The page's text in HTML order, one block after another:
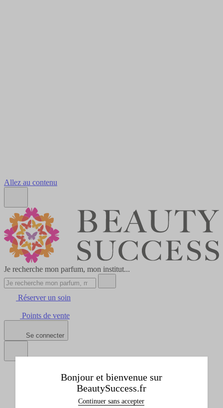
Allez au contenu
Je recherche mon parfum, mon institut...
Réserver un soin
Points de vente
Se connecter
Tous les produits
Afficher le sous-menu de Tous les produits
Afficher le sous-menu de Idées cadeaux
Bonjour et bienvenue sur
BeautySuccess.fr
Continuer sans accepter